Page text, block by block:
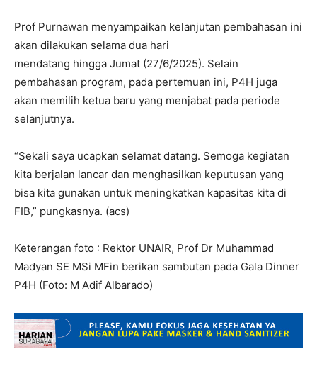
Prof Purnawan menyampaikan kelanjutan pembahasan ini
akan dilakukan selama dua hari
mendatang hingga Jumat (27/6/2025). Selain
pembahasan program, pada pertemuan ini, P4H juga
akan memilih ketua baru yang menjabat pada periode
selanjutnya.
“Sekali saya ucapkan selamat datang. Semoga kegiatan
kita berjalan lancar dan menghasilkan keputusan yang
bisa kita gunakan untuk meningkatkan kapasitas kita di
FIB,” pungkasnya. (acs)
Keterangan foto : Rektor UNAIR, Prof Dr Muhammad
Madyan SE MSi MFin berikan sambutan pada Gala Dinner
P4H (Foto: M Adif Albarado)